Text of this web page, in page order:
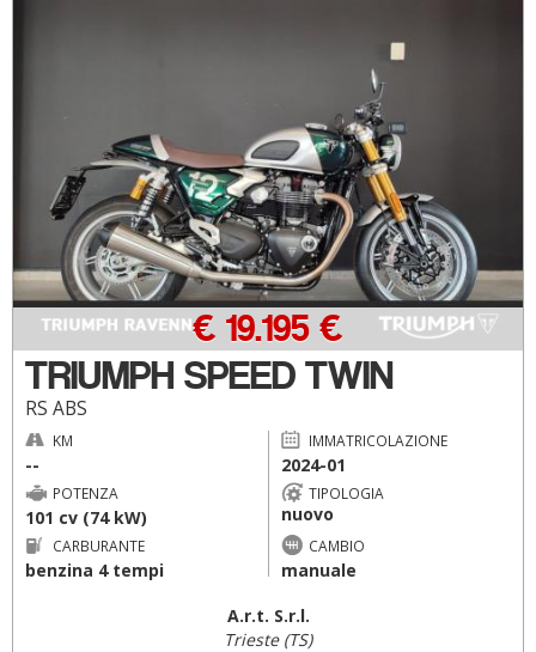
TRIUMPH SPEED TWIN
RS ABS
€ 19.195 €
KM
--
IMMATRICOLAZIONE
2024-01
POTENZA
101 cv (74 kW)
TIPOLOGIA
nuovo
CARBURANTE
benzina 4 tempi
CAMBIO
manuale
A.r.t. S.r.l.
Trieste (TS)